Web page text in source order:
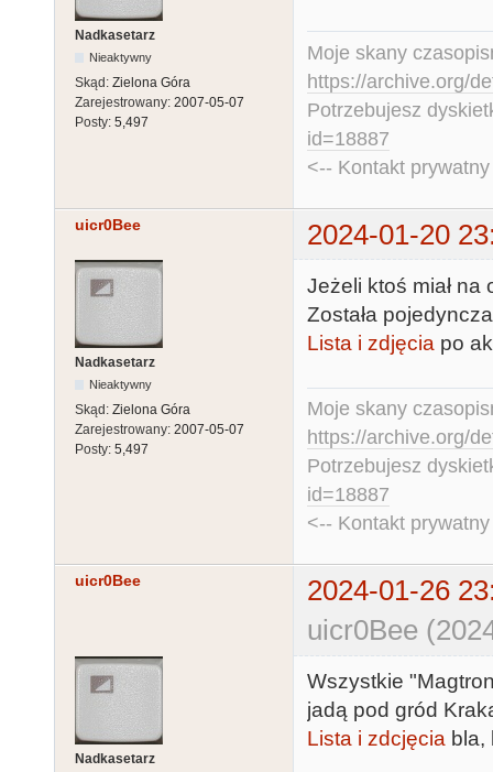
Nadkasetarz
Nieaktywny
Skąd: Zielona Góra
Zarejestrowany: 2007-05-07
Posty: 5,497
Moje skany
https://archive.org/
Potrzebujesz
id=18887
<-- Kontakt
uicr0Bee 2024-01-20
Nadkasetarz
Nieaktywny
Skąd: Zielona Góra
Zarejestrowany: 2007-05-07
Posty: 5,497
Jeżeli ktoś miał na
Została
Lista i zdjęcia po
Moje skany
https://archive.org/
Potrzebujesz
id=18887
<-- Kontakt
uicr0Bee
2024-01-26
uicr0Bee
Nadkasetarz
Wszystkie
jadą pod gród
Lista i zdcjęcia bla,